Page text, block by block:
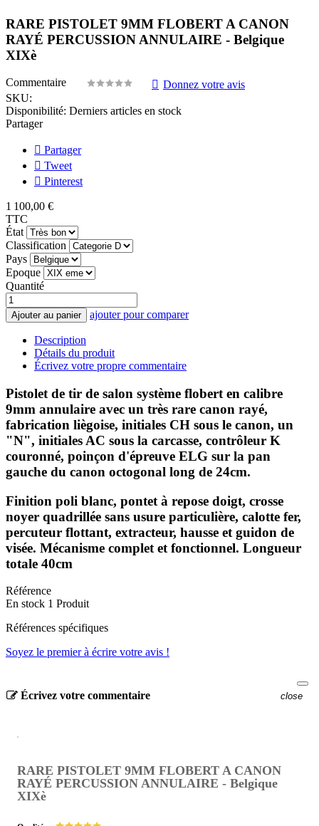
RARE PISTOLET 9MM FLOBERT A CANON
RAYÉ PERCUSSION ANNULAIRE - Belgique
XIXè
Commentaire
Donnez votre avis
SKU:
Disponibilité: Derniers articles en stock
Partager
Partager
Tweet
Pinterest
1 100,00 €
TTC
État
Classification
Pays
Epoque
Quantité
Ajouter au panier ajouter pour comparer
Description
Détails du produit
Écrivez votre propre commentaire
Pistolet de tir de salon système flobert en calibre
9mm annulaire avec un très rare canon rayé,
fabrication liègoise, initiales CH sous le canon, un
"N", initiales AC sous la carcasse, contrôleur K
couronné, poinçon d'épreuve ELG sur la pan
gauche du canon octogonal long de 24cm.
Finition poli blanc, pontet à repose doigt, crosse
noyer quadrillée sans usure particulière, calotte fer,
percuteur flottant, extracteur, hausse et guidon de
visée. Mécanisme complet et fonctionnel. Longueur
totale 40cm
Référence
En stock 1 Produit
Références spécifiques
Soyez le premier à écrire votre avis !
Écrivez votre commentaire close
RARE PISTOLET 9MM FLOBERT A CANON
RAYÉ PERCUSSION ANNULAIRE - Belgique
XIXè